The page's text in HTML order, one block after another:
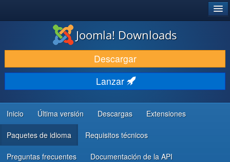
DESCARGAR
DESCUBRE Y APRENDE
COMUNIDAD Y AYUDA
RECURSOS PARA DESARROLLADORES
Joomla! Downloads
Descargar
Lanzar
Inicio Última versión Descargas Extensiones
Paquetes de idioma Requisitos técnicos
Preguntas frecuentes Documentación de la API